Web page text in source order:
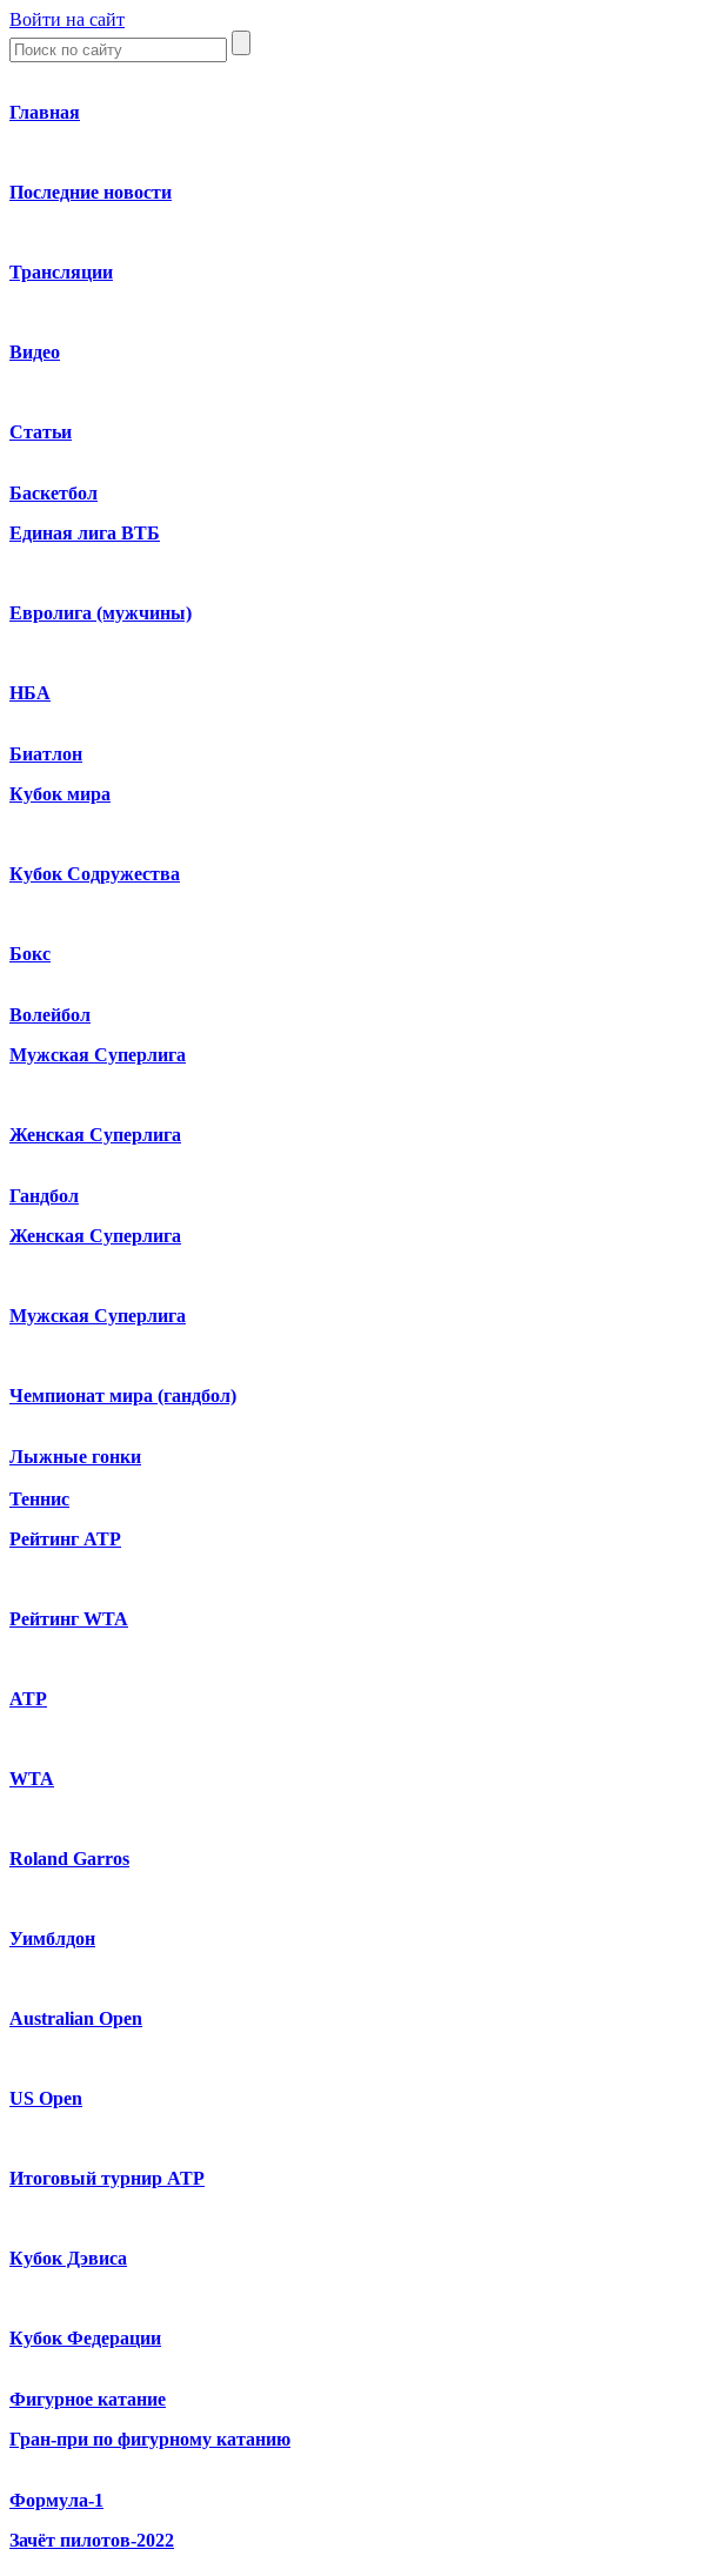
Войти на сайт
Главная
Последние новости
Трансляции
Видео
Статьи
Баскетбол
Единая лига ВТБ
Евролига (мужчины)
НБА
Биатлон
Кубок мира
Кубок Содружества
Бокс
Волейбол
Мужская Суперлига
Женская Суперлига
Гандбол
Женская Суперлига
Мужская Суперлига
Чемпионат мира (гандбол)
Лыжные гонки
Теннис
Рейтинг ATP
Рейтинг WTA
ATP
WTA
Roland Garros
Уимблдон
Australian Open
US Open
Итоговый турнир ATP
Кубок Дэвиса
Кубок Федерации
Фигурное катание
Гран-при по фигурному катанию
Формула-1
Зачёт пилотов-2022